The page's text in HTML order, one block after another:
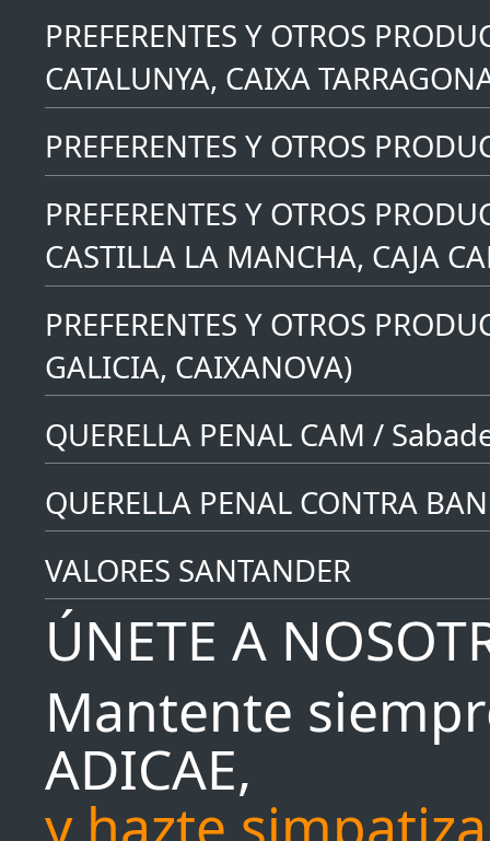
PREFERENTES Y OTROS
CATALUNYA, CAIXA
PREFERENTES Y OTROS
PREFERENTES Y OTROS
CASTILLA LA MANCHA, CAJA
PREFERENTES Y OTROS
GALICIA, CAIXANOVA)
QUERELLA PENAL CAM /
QUERELLA PENAL CONTRA
VALORES SANTANDER
ÚNETE A
Mantente
ADICAE,